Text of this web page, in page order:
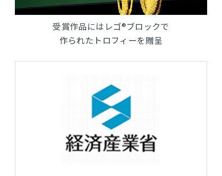
受賞作品にはレゴ®ブロックで
作られたトロフィーを贈呈